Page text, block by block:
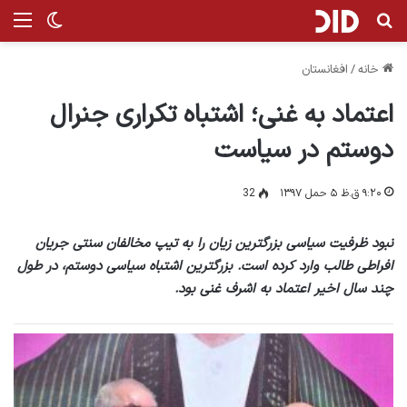
تغییر جستجو برای
خانه/ افغانستان
اعتماد به غنی؛ اشتباه تکراری جنرال
دوستم در سیاست
۹:۲۰ ق.ظ ۵ حمل ۱۳۹۷ 32
نبود ظرفیت سیاسی بزرگترین زیان را به تیپ مخالفان سنتی جریان
افراطی طالب وارد کرده است. بزرگترین اشتباه سیاسی دوستم، در طول
چند سال اخیر اعتماد به اشرف غنی بود.